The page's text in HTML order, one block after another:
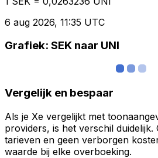
6 aug 2026, 11:35 UTC
Grafiek: SEK naar UNI
Vergelijk en bespaar
Als je Xe vergelijkt met
providers, is het verschil
tarieven en geen verborgen
waarde bij elke overboeking.